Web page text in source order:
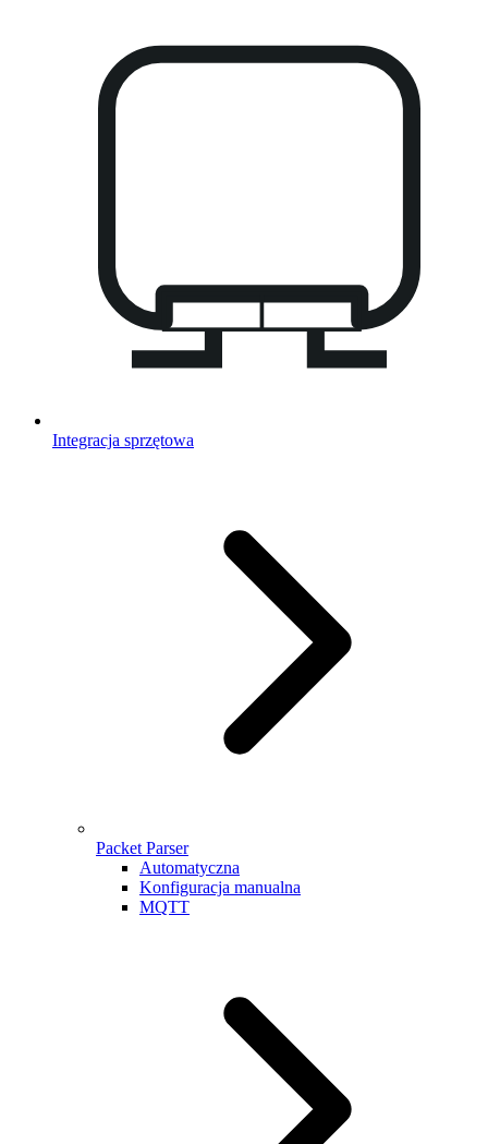
Integracja sprzętowa
Packet Parser
Automatyczna
Konfiguracja manualna
MQTT